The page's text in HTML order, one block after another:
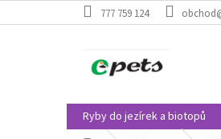
na
777 759 124
Ryby do jezírek a biotopů